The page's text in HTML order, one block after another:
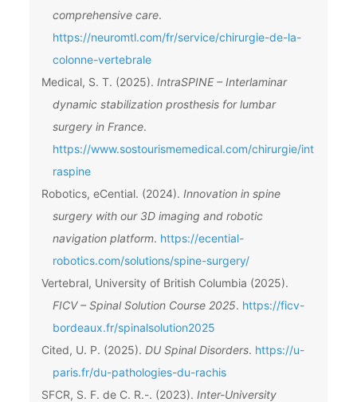
comprehensive care.
https://neuromtl.com/fr/service/chirurgie-de-la-
colonne-vertebrale
Medical, S. T. (2025). IntraSPINE – Interlaminar
dynamic stabilization prosthesis for lumbar
surgery in France.
https://www.sostourismemedical.com/chirurgie/int
raspine
Robotics, eCential. (2024). Innovation in spine
surgery with our 3D imaging and robotic
navigation platform. https://ecential-
robotics.com/solutions/spine-surgery/
Vertebral, University of British Columbia (2025).
FICV – Spinal Solution Course 2025. https://ficv-
bordeaux.fr/spinalsolution2025
Cited, U. P. (2025). DU Spinal Disorders. https://u-
paris.fr/du-pathologies-du-rachis
SFCR, S. F. de C. R.-. (2023). Inter-University